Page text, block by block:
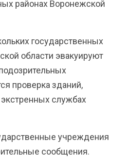
районах Воронежской
государственных
области эвакуируют
проверка зданий,
службах
учреждения
сообщения.